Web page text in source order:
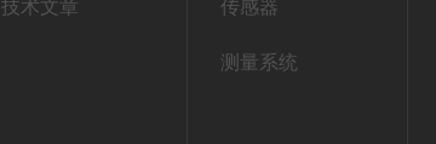
技术文章 传感器
测量系统